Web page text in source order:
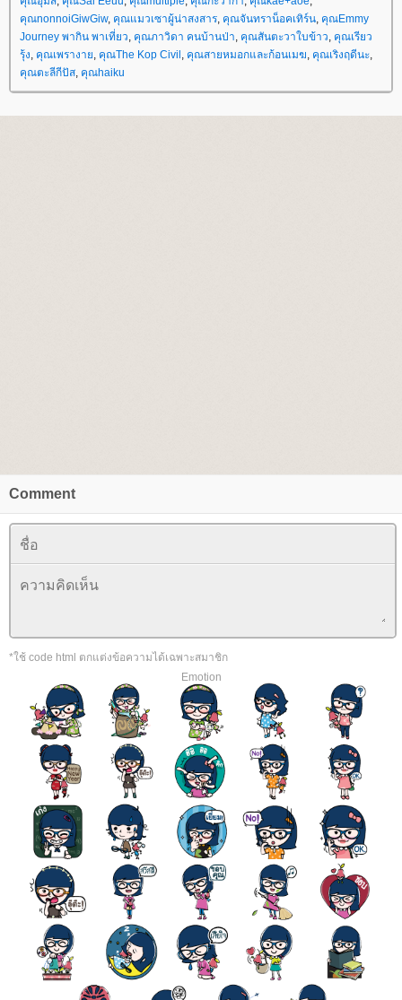
คุณnonnoiGiwGiw, คุณแมวเซาผู้น่าสงสาร, คุณจันทราน็อคเทิร์น, คุณEmmy
Journey พากิน พาเที่ยว, คุณภาวิดา คนบ้านป่า, คุณสันตะวาใบข้าว, คุณเรียว
รุ้ง, คุณเพรางา, คุณThe Kop Civil , คุณสายหมอกและก้อนเมฆ, คุณเริงฤดีนะ,
คุณตะลีกีปัส, คุณhaiku
Comment
*ใช้ code html ตกแต่งข้อความได้เฉพาะสมาชิก
Emotion